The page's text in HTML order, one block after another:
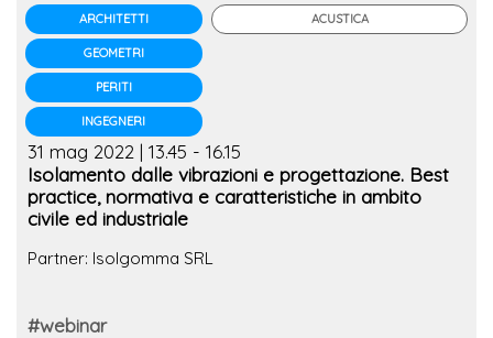
ARCHITETTI
GEOMETRI
PERITI
INGEGNERI
ACUSTICA
31 mag 2022 | 13.45 - 16.15
Isolamento dalle vibrazioni e progettazione. Best
practice, normativa e caratteristiche in ambito
civile ed industriale
Partner: Isolgomma SRL
#webinar